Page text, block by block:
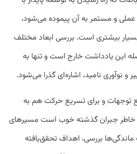
عملی و مستمر به آن پیموده می‌شود،
بیشتری است. بررسی ابعاد مختلف
این یادداشت خارج است و تنها به
و نوآوری نامید، اشاره‌ای گذرا می‌شود.
توجهات و برای تسریع حرکت هم به
خاطر جبران گذشته خوب است مسیرهای
بررسی، اهداف تحقق‌یافته